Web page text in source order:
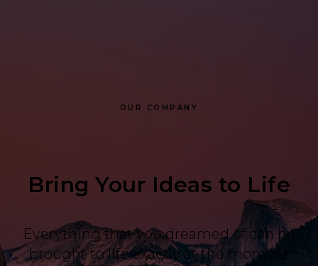
OUR COMPANY
Bring Your Ideas to Life
Everything that you dreamed of can be
brought to life exactly at the moment